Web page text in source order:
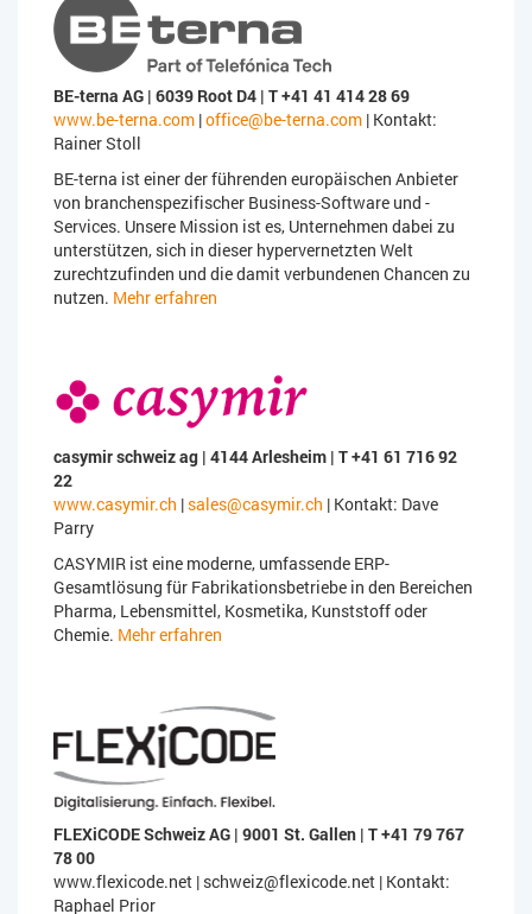
BE-terna AG | 6039 Root D4 | T +41 41 414 28 69
www.be-terna.com |office@be-terna.com | Kontakt:
Rainer Stoll
BE-terna ist einer der führenden europäischen Anbieter
von branchenspezifischer Business-Software und -
Services. Unsere Mission ist es, Unternehmen dabei zu
unterstützen, sich in dieser hypervernetzten Welt
zurechtzufinden und die damit verbundenen Chancen zu
nutzen. Mehr erfahren
casymir schweiz ag | 4144 Arlesheim | T +41 61 716 92
22
www.casymir.ch |sales@casymir.ch | Kontakt: Dave
Parry
CASYMIR ist eine moderne, umfassende ERP-
Gesamtlösung für Fabrikationsbetriebe in den Bereichen
Pharma, Lebensmittel, Kosmetika, Kunststoff oder
Chemie. Mehr erfahren
FLEXiCODE Schweiz AG | 9001 St. Gallen | T +41 79 767
78 00
www.flexicode.net | schweiz@flexicode.net | Kontakt:
Raphael Prior